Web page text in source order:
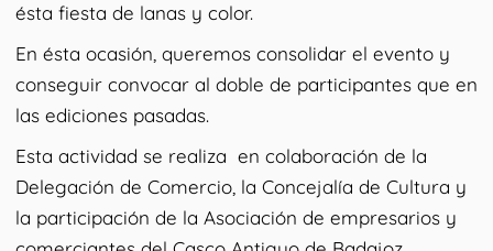
ésta fiesta de lanas y color.
En ésta ocasión, queremos consolidar el evento y
conseguir convocar al doble de participantes que en
las ediciones pasadas.
Esta actividad se realiza en colaboración de la
Delegación de Comercio, la Concejalía de Cultura y
la participación de la Asociación de empresarios y